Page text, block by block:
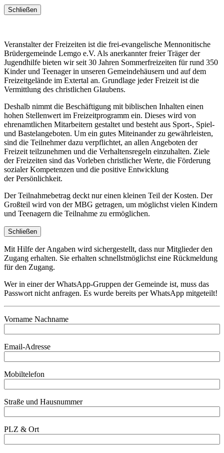
Schließen
Veranstalter der Freizeiten ist die frei-evangelische Mennonitische
Brüdergemeinde Lemgo e.V. Als anerkannter freier Träger der
Jugendhilfe bieten wir seit 30 Jahren Sommerfreizeiten für rund 350
Kinder und Teenager in unseren Gemeindehäusern und auf dem
Freizeitgelände im Extertal an. Grundlage jeder Freizeit ist die
Vermittlung des christlichen Glaubens.
Deshalb nimmt die Beschäftigung mit biblischen Inhalten einen
hohen Stellenwert im Freizeitprogramm ein. Dieses wird von
ehrenamtlichen Mitarbeitern gestaltet und besteht aus Sport-, Spiel-
und Bastelangeboten. Um ein gutes Miteinander zu gewährleisten,
sind die Teilnehmer dazu verpflichtet, an allen Angeboten der
Freizeit teilzunehmen und die Verhaltensregeln einzuhalten. Ziele
der Freizeiten sind das Vorleben christlicher Werte, die Förderung
sozialer Kompetenzen und die positive Entwicklung
der Persönlichkeit.
Der Teilnahmebetrag deckt nur einen kleinen Teil der Kosten. Der
Großteil wird von der MBG getragen, um möglichst vielen Kindern
und Teenagern die Teilnahme zu ermöglichen.
Schließen
Mit Hilfe der Angaben wird sichergestellt, dass nur Mitglieder den
Zugang erhalten. Sie erhalten schnellstmöglichst eine Rückmeldung
für den Zugang.
Wer in einer der WhatsApp-Gruppen der Gemeinde ist, muss das
Passwort nicht anfragen. Es wurde bereits per WhatsApp mitgeteilt!
Vorname Nachname
Email-Adresse
Mobiltelefon
Straße und Hausnummer
PLZ & Ort